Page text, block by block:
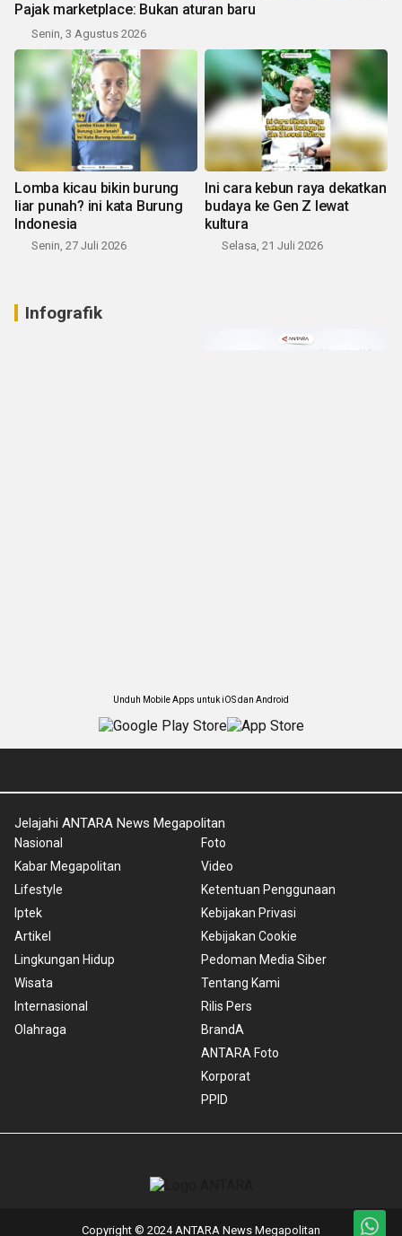
Pajak marketplace: Bukan aturan baru
Senin, 3 Agustus 2026
Lomba kicau bikin burung
liar punah? ini kata Burung
Indonesia
Senin, 27 Juli 2026
Ini cara kebun raya dekatkan
budaya ke Gen Z lewat
kultura
Selasa, 21 Juli 2026
Infografik
Unduh Mobile Apps untuk iOS dan Android
Jelajahi ANTARA News Megapolitan
Nasional
Kabar Megapolitan
Lifestyle
Iptek
Artikel
Lingkungan Hidup
Wisata
Internasional
Olahraga
Foto
Video
Ketentuan Penggunaan
Kebijakan Privasi
Kebijakan Cookie
Pedoman Media Siber
Tentang Kami
Rilis Pers
BrandA
ANTARA Foto
Korporat
PPID
Copyright © 2024 ANTARA News Megapolitan